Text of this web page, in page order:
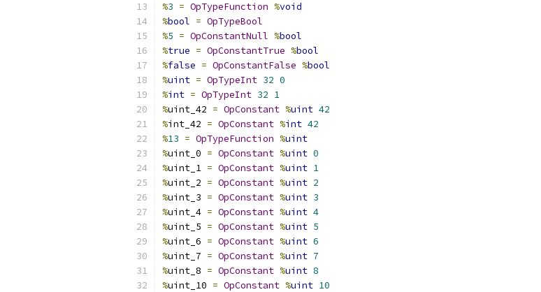
%3 = OpTypeFunction %void
%bool = OpTypeBool
%5 = OpConstantNull %bool
%true = OpConstantTrue %bool
%false = OpConstantFalse %bool
%uint = OpTypeInt 32 0
%int = OpTypeInt 32 1
%uint_42 = OpConstant %uint 42
%int_42 = OpConstant %int 42
%13 = OpTypeFunction %uint
%uint_0 = OpConstant %uint 0
%uint_1 = OpConstant %uint 1
%uint_2 = OpConstant %uint 2
%uint_3 = OpConstant %uint 3
%uint_4 = OpConstant %uint 4
%uint_5 = OpConstant %uint 5
%uint_6 = OpConstant %uint 6
%uint_7 = OpConstant %uint 7
%uint_8 = OpConstant %uint 8
%uint_10 = OpConstant %uint 10